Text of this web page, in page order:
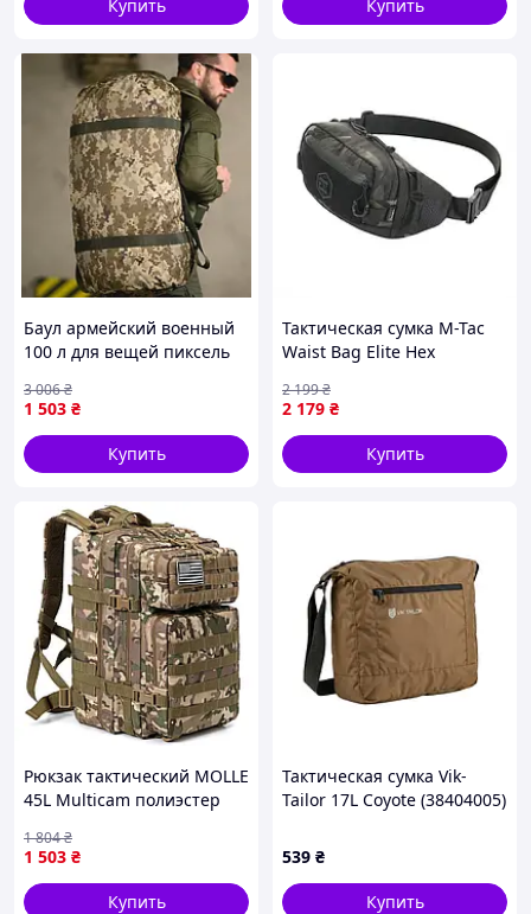
Купить
Купить
Баул армейский военный
100 л для вещей пиксель
1 503 ₴
3 006₴
Купить
Тактическая сумка M-Tac
Waist Bag Elite Hex
2 179 ₴
2 199₴
Купить
Рюкзак тактический MOLLE
45L Multicam полиэстер
отделений, удобные лямки
1 503 ₴
1 804₴
Купить
Тактическая сумка Vik-
Tailor 17L Coyote (38404005)
539 ₴
Купить